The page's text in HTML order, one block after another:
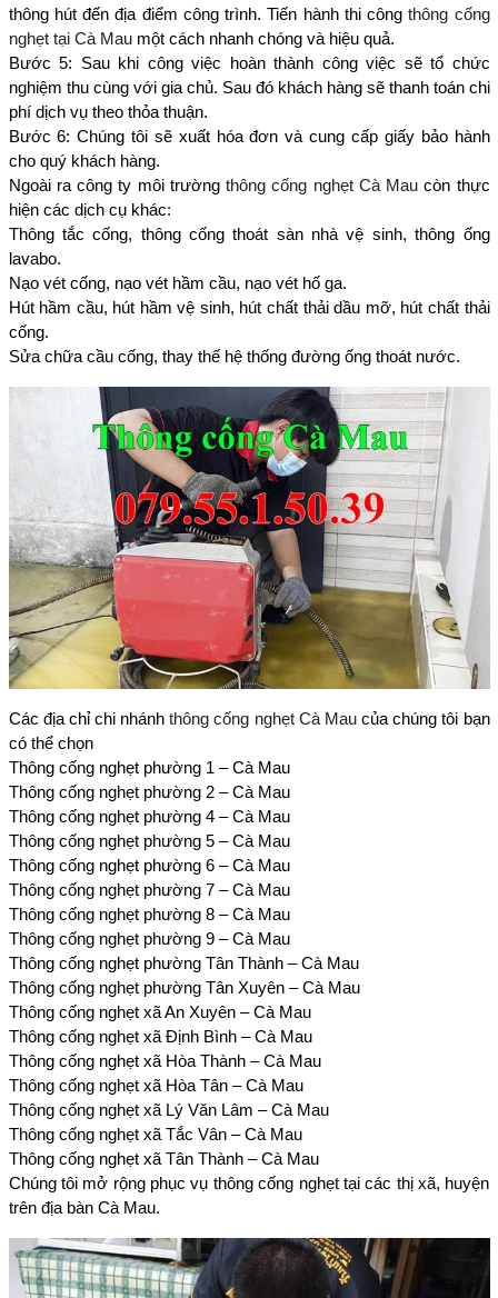
thông hút đến địa điểm công trình. Tiến hành thi côngthông cống
nghẹt tại Cà Maumột cách nhanh chóng và hiệu quả.
Bước 5: Sau khi công việc hoàn thành công việc sẽ tổ chức
nghiệm thu cùng với gia chủ. Sau đó khách hàng sẽ thanh toán chi
phí dịch vụ theo thỏa thuận.
Bước 6: Chúng tôi sẽ xuất hóa đơn và cung cấp giấy bảo hành
cho quý khách hàng.
Ngoài ra công ty môi trường thông cống nghẹt Cà Mau còn thực
hiện các dịch cụ khác:
Thông tắc cống, thông cống thoát sàn nhà vệ sinh, thông ống
lavabo.
Nạo vét cống, nạo vét hầm cầu, nạo vét hố ga.
Hút hầm cầu, hút hầm vệ sinh, hút chất thải dầu mỡ, hút chất thải
cống.
Sửa chữa cầu cống, thay thế hệ thống đường ống thoát nước.
Các địa chỉ chi nhánhthông cống nghẹt Cà Maucủa chúng tôi bạn
có thể chọn
Thông cống nghẹt phường 1 – Cà Mau
Thông cống nghẹt phường 2 – Cà Mau
Thông cống nghẹt phường 4 – Cà Mau
Thông cống nghẹt phường 5 – Cà Mau
Thông cống nghẹt phường 6 – Cà Mau
Thông cống nghẹt phường 7 – Cà Mau
Thông cống nghẹt phường 8 – Cà Mau
Thông cống nghẹt phường 9 – Cà Mau
Thông cống nghẹt phường Tân Thành – Cà Mau
Thông cống nghẹt phường Tân Xuyên – Cà Mau
Thông cống nghẹt xã An Xuyên – Cà Mau
Thông cống nghẹt xã Định Bình – Cà Mau
Thông cống nghẹt xã Hòa Thành – Cà Mau
Thông cống nghẹt xã Hòa Tân – Cà Mau
Thông cống nghẹt xã Lý Văn Lâm – Cà Mau
Thông cống nghẹt xã Tắc Vân – Cà Mau
Thông cống nghẹt xã Tân Thành – Cà Mau
Chúng tôi mở rộng phục vụ thông cống nghẹt tại các thị xã, huyện
trên địa bàn Cà Mau.